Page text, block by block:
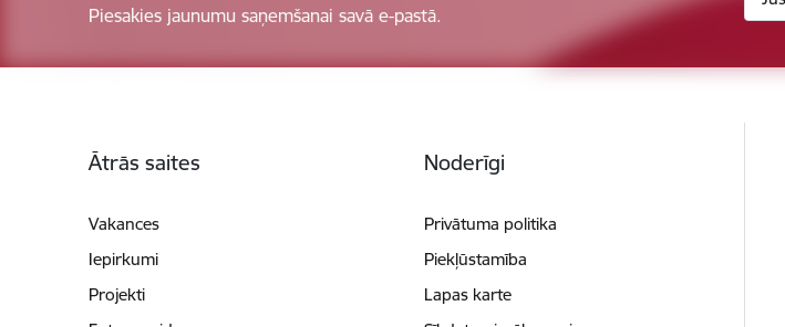
Piesakies jaunumu saņemšanai savā e-pastā.
Ātrās saites
Vakances
Iepirkumi
Projekti
Noderīgi
Privātuma politika
Piekļūstamība
Lapas karte